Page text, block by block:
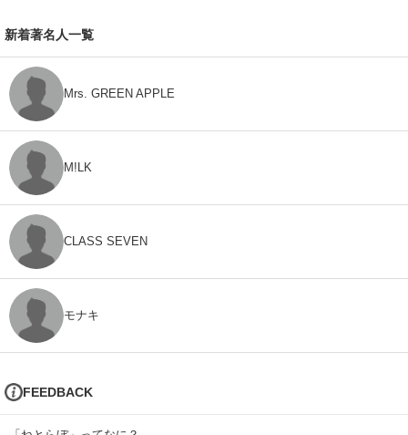
新着著名人一覧
Mrs. GREEN APPLE
M!LK
CLASS SEVEN
モナキ
FEEDBACK